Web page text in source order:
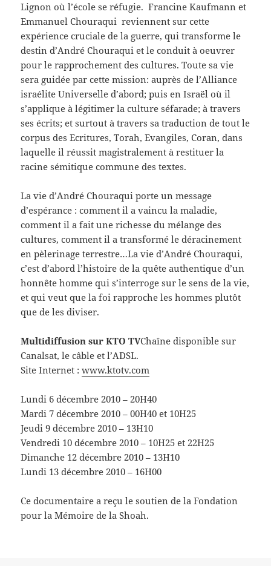
Lignon où l’école se réfugie. Francine Kaufmann et
Emmanuel Chouraqui reviennent sur cette
expérience cruciale de la guerre, qui transforme le
destin d’André Chouraqui et le conduit à oeuvrer
pour le rapprochement des cultures. Toute sa vie
sera guidée par cette mission: auprès de l’Alliance
israélite Universelle d’abord; puis en Israël où il
s’applique à légitimer la culture séfarade; à travers
ses écrits; et surtout à travers sa traduction de tout le
corpus des Ecritures, Torah, Evangiles, Coran, dans
laquelle il réussit magistralement à restituer la
racine sémitique commune des textes.
La vie d’André Chouraqui porte un message
d’espérance : comment il a vaincu la maladie,
comment il a fait une richesse du mélange des
cultures, comment il a transformé le déracinement
en pèlerinage terrestre…La vie d’André Chouraqui,
c’est d’abord l’histoire de la quête authentique d’un
honnête homme qui s’interroge sur le sens de la vie,
et qui veut que la foi rapproche les hommes plutôt
que de les diviser.
Multidiffusion sur KTO TVChaîne disponible sur
Canalsat, le câble et l’ADSL.
Site Internet :www.ktotv.com
Lundi 6 décembre 2010 – 20H40
Mardi 7 décembre 2010 – 00H40 et 10H25
Jeudi 9 décembre 2010 – 13H10
Vendredi 10 décembre 2010 – 10H25 et 22H25
Dimanche 12 décembre 2010 – 13H10
Lundi 13 décembre 2010 – 16H00
Ce documentaire a reçu le soutien de la Fondation
pour la Mémoire de la Shoah.